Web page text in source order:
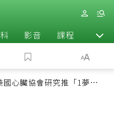
影音 課程 退休
心臟協會研究推「1夢幻水